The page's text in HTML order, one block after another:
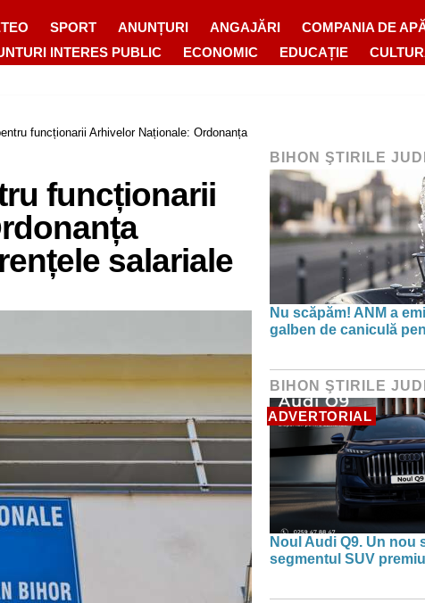
SPORT ANUNȚURI ANGAJĂRI
COMPANIA DE
INTERES PUBLIC ECONOMIC EDUCAȚIE
funcționarii Arhivelor Naționale: Ordonanța
funcționarii
salariale
BIHON ŞTIRILE
Nu scăpăm! ANM a
galben de caniculă
BIHON ŞTIRILE
ADVERTORIAL
Noul Audi Q9. Un nou
segmentul SUV